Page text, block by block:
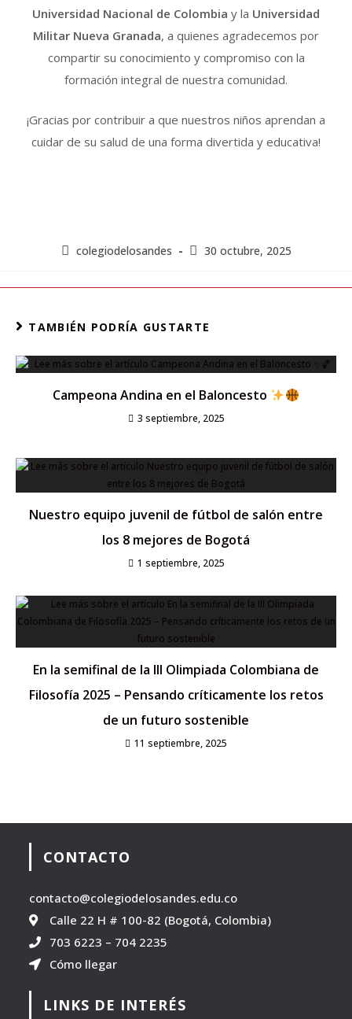
Universidad Nacional de Colombia y la Universidad
Militar Nueva Granada, a quienes agradecemos por
compartir su conocimiento y compromiso con la
formación integral de nuestra comunidad.
¡Gracias por contribuir a que nuestros niños aprendan a
cuidar de su salud de una forma divertida y educativa!
colegiodelosandes 30 octubre, 2025
TAMBIÉN PODRÍA GUSTARTE
Campeona Andina en el Baloncesto
3 septiembre, 2025
Nuestro equipo juvenil de fútbol de salón entre
los 8 mejores de Bogotá
1 septiembre, 2025
En la semifinal de la III Olimpiada Colombiana de
Filosofía 2025 – Pensando críticamente los retos
de un futuro sostenible
11 septiembre, 2025
CONTACTO
contacto@colegiodelosandes.edu.co
Calle 22 H # 100-82 (Bogotá, Colombia)
703 6223 – 704 2235
Cómo llegar
LINKS DE INTERÉS